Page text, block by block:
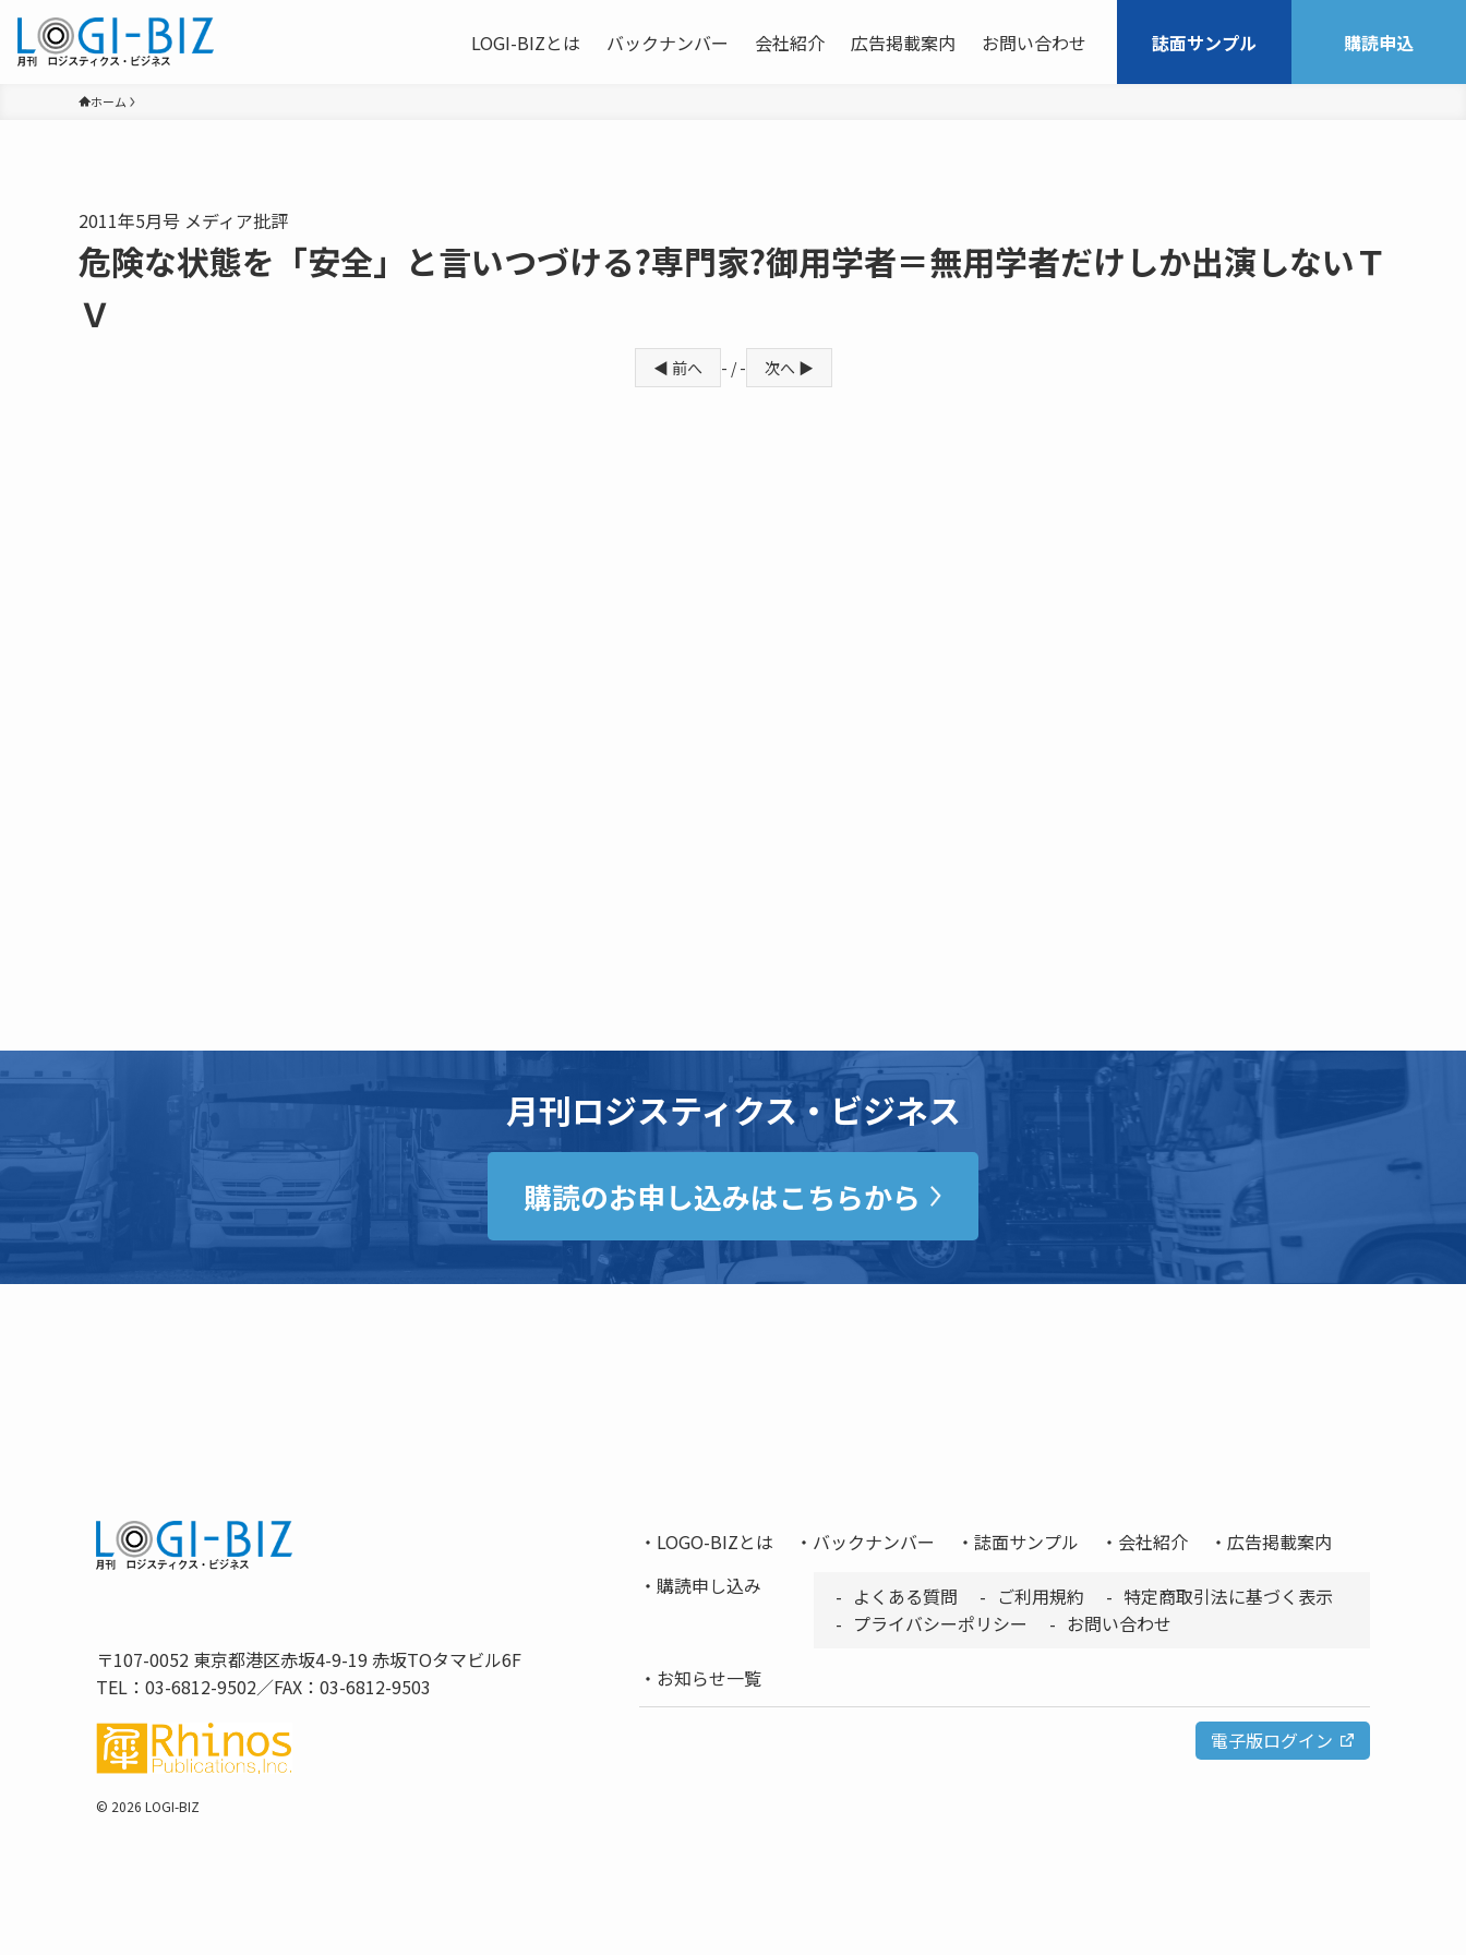
LOGI-BIZとは バックナンバー 会社紹介 広告掲載案内 お問い合わせ 誌面サンプル 購読申込
ホーム
2011年5月号 メディア批評
危険な状態を「安全」と言いつづける?専門家?御用学者＝無用学者だけしか出演しないＴ
Ｖ
◀ 前へ - / - 次へ ▶
月刊ロジスティクス・ビジネス
購読のお申し込みはこちらから
〒107-0052 東京都港区赤坂4-9-19 赤坂TOタマビル6F
TEL：03-6812-9502／FAX：03-6812-9503
© 2026 LOGI-BIZ
LOGO-BIZとは バックナンバー 誌面サンプル 会社紹介
広告掲載案内
購読申し込み
よくある質問 ご利用規約
特定商取引法に基づく表示
プライバシーポリシー
お問い合わせ
お知らせ一覧
電子版ログイン